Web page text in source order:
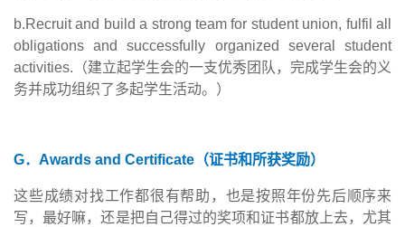
b.Recruit and build a strong team for student union, fulfil all
obligations and successfully organized several student
activities. （建立起学生会的一支优秀团队，完成学生会的义
务并成功组织了多起学生活动。）
G． Awards and Certificate （证书和所获奖励）
这些成绩对找工作都很有帮助，也是按照年份先后顺序来
写，最好嘛，还是把自己得过的奖项和证书都放上去，尤其